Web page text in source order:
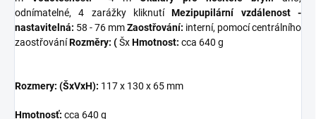
odnímatelné, 4 zarážky kliknutí
Mezipupilární vzdálenost -
nastavitelná: 58 - 76 mmZaostřování: interní, pomocí centrálního
zaostřováníRozměry: (ŠxHmotnost: cca 640 g
Rozmery: (ŠxVxH): 117 x 130 x 65 mm
Hmotnosť: cca 640 g